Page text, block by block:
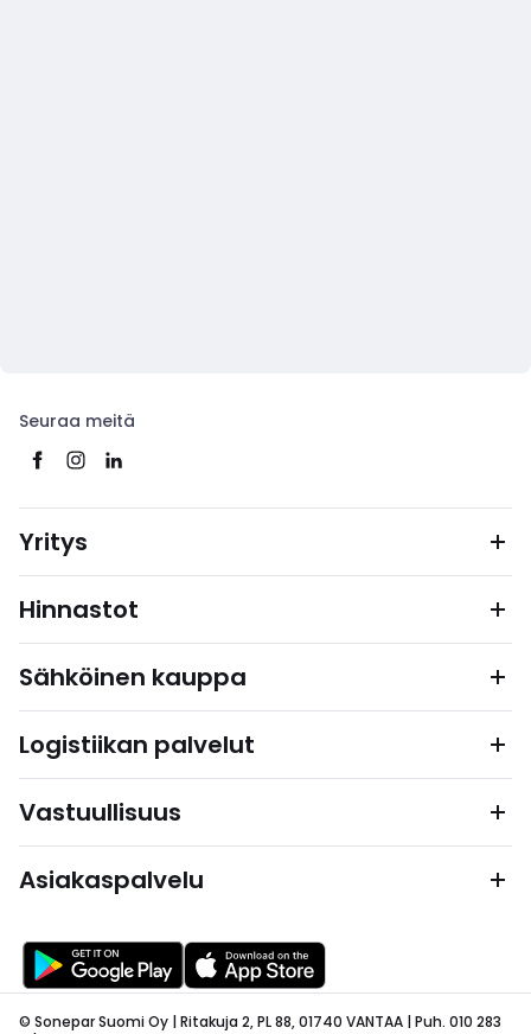
Seuraa meitä
Yritys
Hinnastot
Sähköinen kauppa
Logistiikan palvelut
Vastuullisuus
Asiakaspalvelu
© Sonepar Suomi Oy | Ritakuja 2, PL 88, 01740 VANTAA | Puh. 010 283